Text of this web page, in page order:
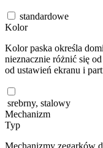
standardowe
Kolor
Kolor paska określa
nieznacznie różnić się
od ustawień ekranu i
srebrny, stalowy
Mechanizm
Typ
Mechanizmy zegarków